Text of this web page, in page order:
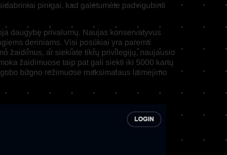
pinigai, kad galėtumėte padvigubinti
daugybę privalumų. Naujas konservatyvus
deriniams. Visi posūkiai yra paremti
žaidimus, ar siekiate tikrų privilegijų, naujausio
žaidimuose taip pat gali siekti iki 5000 kartų
būgno režimuose maksimalaus laimėjimo